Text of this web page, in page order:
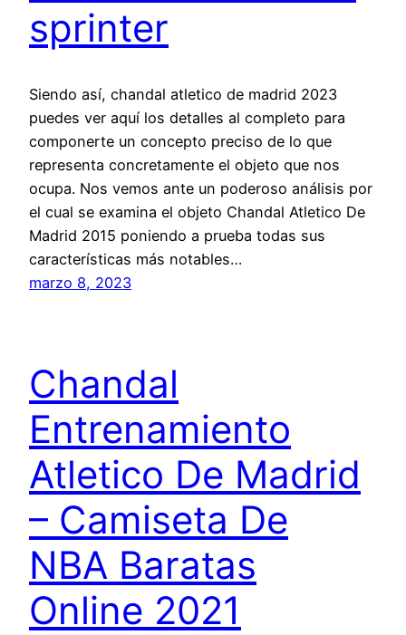
sprinter
Siendo así, chandal atletico de madrid 2023
puedes ver aquí los detalles al completo para
componerte un concepto preciso de lo que
representa concretamente el objeto que nos
ocupa. Nos vemos ante un poderoso análisis por
el cual se examina el objeto Chandal Atletico De
Madrid 2015 poniendo a prueba todas sus
características más notables…
marzo 8, 2023
Chandal
Entrenamiento
Atletico De Madrid
– Camiseta De
NBA Baratas
Online 2021